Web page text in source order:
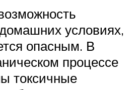
условиях,
опасным. В
процессе
токсичные